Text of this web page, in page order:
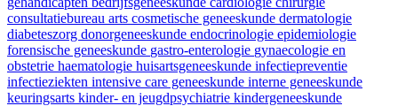
consultatiebureau arts cosmetische geneeskunde dermatologie
diabeteszorg donorgeneeskunde endocrinologie epidemiologie
forensische geneeskunde gastro-enterologie gynaecologie en
obstetrie haematologie huisartsgeneeskunde infectiepreventie
infectieziekten intensive care geneeskunde interne geneeskunde
keuringsarts kinder- en jeugdpsychiatrie kindergeneeskunde